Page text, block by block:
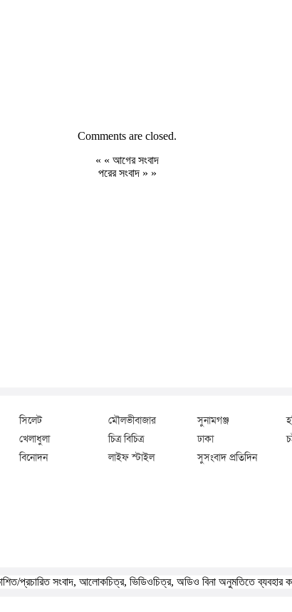
Comments are closed.
« « আগের সংবাদ
পরের সংবাদ » »
সিলেট মৌলভীবাজার সুনামগঞ্জ
খেলাধুলা চিত্র বিচিত্র ঢাকা
বিনোদন লাইফ স্টাইল সুসংবাদ প্রতিদিন
প্রচারিত সংবাদ, আলোকচিত্র, ভিডিওচিত্র, অডিও বিনা অনুমতিতে ব্যবহার